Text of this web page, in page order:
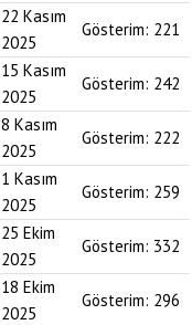
22 Kasım
2025
Gösterim: 221
15 Kasım
2025
Gösterim: 242
8 Kasım
2025
Gösterim: 222
1 Kasım
2025
Gösterim: 259
25 Ekim
2025
Gösterim: 332
18 Ekim
2025
Gösterim: 296